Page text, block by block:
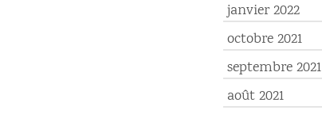
janvier 2022
octobre 2021
septembre 2021
août 2021